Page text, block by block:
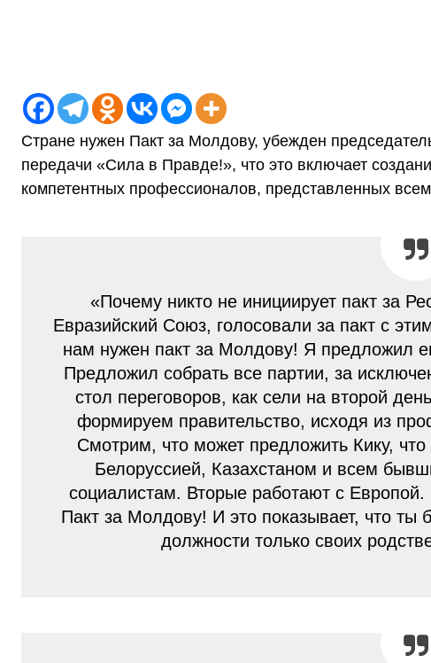
Стране нужен Пакт за Молдову, убежден
передачи «Сила в Правде!», что это включает
компетентных профессионалов, представленных
«Почему никто не инициирует пакт за
Евразийский Союз, голосовали за пакт с
нам нужен пакт за Молдову! Я предложил
Предложил собрать все партии, за
стол переговоров, как сели на второй
формируем правительство, исходя из
Смотрим, что может предложить Кику,
Белоруссией, Казахстаном и всем
социалистам. Вторые работают с
Пакт за Молдову! И это показывает, что ты
должности только своих